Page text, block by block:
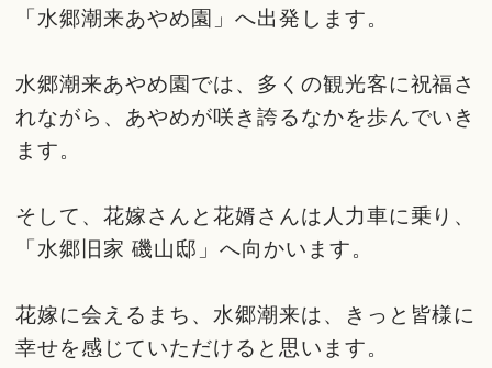
「水郷潮来あやめ園」へ出発します。
水郷潮来あやめ園では、多くの観光客に祝福さ
れながら、あやめが咲き誇るなかを歩んでいき
ます。
そして、花嫁さんと花婿さんは人力車に乗り、
「水郷旧家 磯山邸」へ向かいます。
花嫁に会えるまち、水郷潮来は、きっと皆様に
幸せを感じていただけると思います。